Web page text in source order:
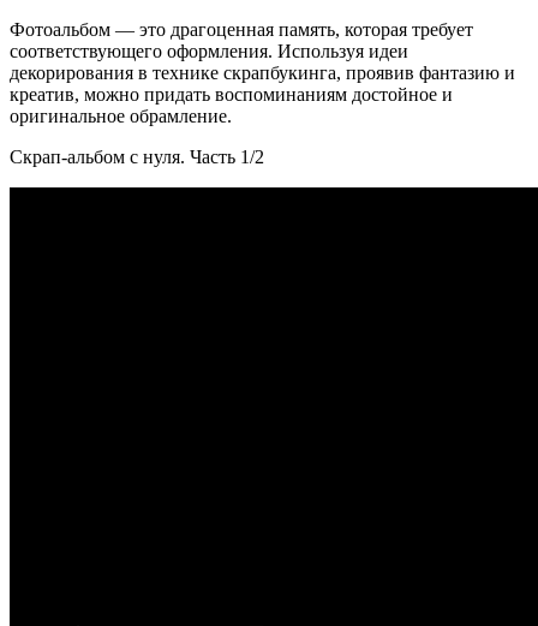
Фотоальбом — это драгоценная память, которая требует
соответствующего оформления. Используя идеи
декорирования в технике скрапбукинга, проявив фантазию и
креатив, можно придать воспоминаниям достойное и
оригинальное обрамление.
Скрап-альбом с нуля. Часть 1/2